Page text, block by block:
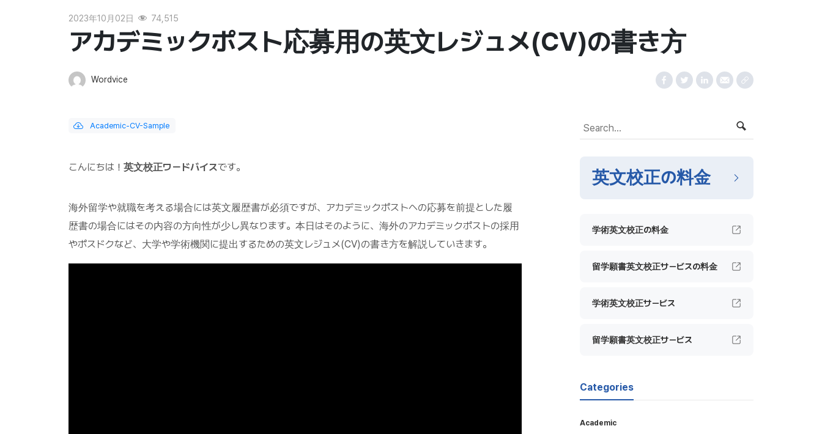
2023年10月02日 74,515
アカデミックポスト応募用の英文レジュメ(CV)の書き方
Wordvice
Academic-CV-Sample
こんにちは！ 英文校正ワードバイスです。
海外留学や就職を考える場合には英文履歴書が必須ですが、アカデミックポストへの応募を前提とした履
歴書の場合にはその内容の方向性が少し異なります。本日はそのように、海外のアカデミックポストの採用
やポスドクなど、大学や学術機関に提出するための英文レジュメ(CV)の書き方を解説していきます。
英文校正の料金
学術英文校正の料金
留学願書英文校正サービスの料金
学術英文校正サービス
留学願書英文校正サービス
Categories
Academic